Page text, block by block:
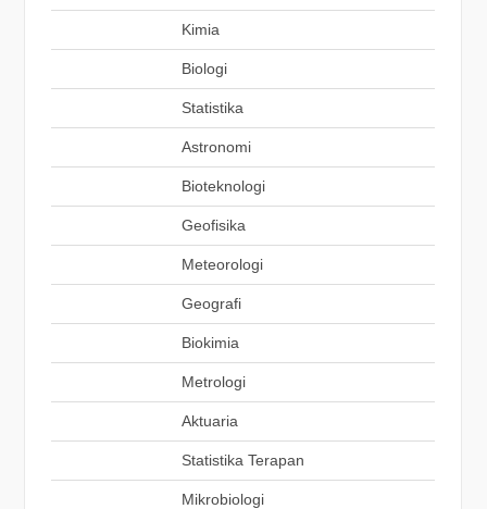
Kimia
Biologi
Statistika
Astronomi
Bioteknologi
Geofisika
Meteorologi
Geografi
Biokimia
Metrologi
Aktuaria
Statistika Terapan
Mikrobiologi